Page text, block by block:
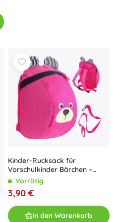
Kinder-Rucksack für
Vorschulkinder Bärchen –
Rosa
Vorrätig
3,90 €
In den Warenkorb